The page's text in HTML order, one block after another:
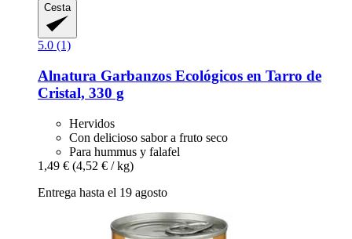
Cesta
5.0 (1)
Alnatura Garbanzos Ecológicos en Tarro de
Cristal, 330 g
Hervidos
Con delicioso sabor a fruto seco
Para hummus y falafel
1,49 € (4,52 € / kg)
Entrega hasta el 19 agosto